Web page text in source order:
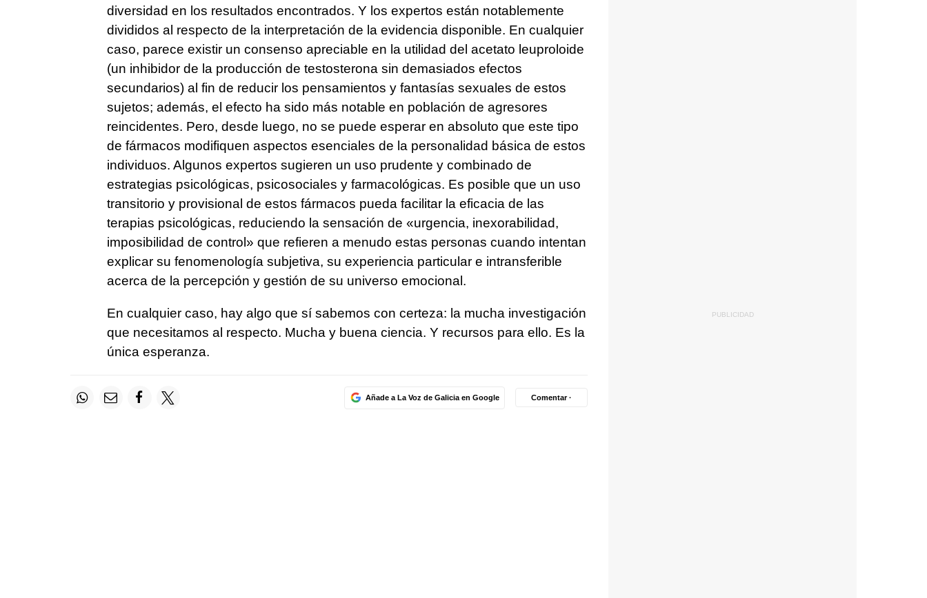
diversidad en los resultados encontrados. Y los expertos están notablemente
divididos al respecto de la interpretación de la evidencia disponible. En cualquier
caso, parece existir un consenso apreciable en la utilidad del acetato leuproloide
(un inhibidor de la producción de testosterona sin demasiados efectos
secundarios) al fin de reducir los pensamientos y fantasías sexuales de estos
sujetos; además, el efecto ha sido más notable en población de agresores
reincidentes. Pero, desde luego, no se puede esperar en absoluto que este tipo
de fármacos modifiquen aspectos esenciales de la personalidad básica de estos
individuos. Algunos expertos sugieren un uso prudente y combinado de
estrategias psicológicas, psicosociales y farmacológicas. Es posible que un uso
transitorio y provisional de estos fármacos pueda facilitar la eficacia de las
terapias psicológicas, reduciendo la sensación de «urgencia, inexorabilidad,
imposibilidad de control» que refieren a menudo estas personas cuando intentan
explicar su fenomenología subjetiva, su experiencia particular e intransferible
acerca de la percepción y gestión de su universo emocional.
En cualquier caso, hay algo que sí sabemos con certeza: la mucha investigación
que necesitamos al respecto. Mucha y buena ciencia. Y recursos para ello. Es la
única esperanza.
Añade a La Voz de Galicia en Google Comentar ·